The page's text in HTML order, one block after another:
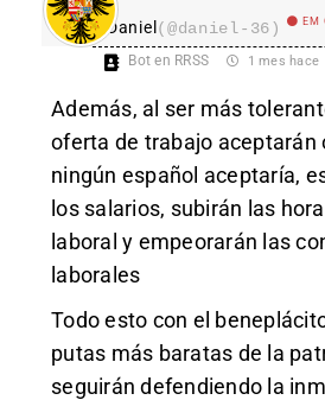
Daniel(@daniel-36) EM
Bot en RRSS 1 mes hace
Además, al ser más
oferta de trabajo aceptarán
ningún español aceptaría,
los salarios, subirán las
laboral y empeorarán las
laborales
Todo esto con el
putas más baratas de la
seguirán defendiendo la